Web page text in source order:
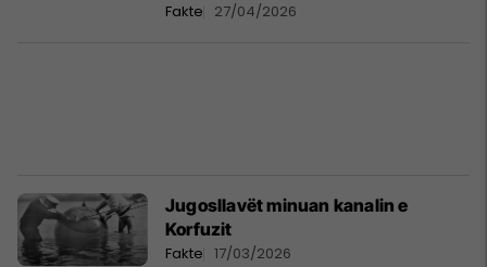
Fakte 27/04/2026
Jugosllavët minuan kanalin e
Korfuzit
Fakte 17/03/2026